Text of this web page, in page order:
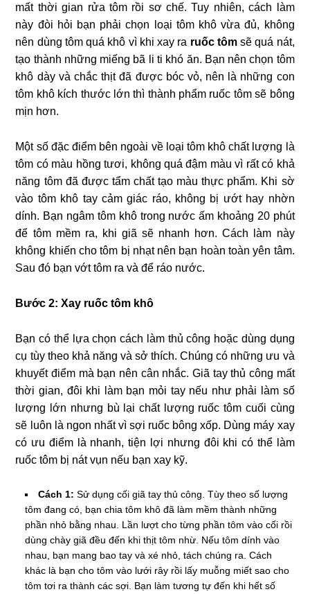
mất thời gian rửa tôm rồi sơ chế. Tuy nhiên, cách làm
này đòi hỏi bạn phải chọn loại tôm khô vừa đủ, không
nên dùng tôm quá khô vì khi xay ra ruốc tômsẽ quá nát,
tạo thành những miếng bã li ti khó ăn. Bạn nên chọn tôm
khô dày và chắc thịt đã được bóc vỏ, nên là những con
tôm khô kích thước lớn thì thành phẩm ruốc tôm sẽ bông
mịn hơn.
Một số đặc điểm bên ngoài về loại tôm khô chất lượng là
tôm có màu hồng tươi, không quá đậm màu vì rất có khả
năng tôm đã được tẩm chất tạo màu thực phẩm. Khi sờ
vào tôm khô tay cảm giác ráo, không bị ướt hay nhờn
dính. Bạn ngâm tôm khô trong nước ấm khoảng 20 phút
để tôm mềm ra, khi giã sẽ nhanh hơn. Cách làm này
không khiến cho tôm bị nhạt nên bạn hoàn toàn yên tâm.
Sau đó bạn vớt tôm ra và để ráo nước.
Bước 2: Xay ruốc tôm khô
Bạn có thể lựa chọn cách làm thủ công hoặc dùng dụng
cụ tùy theo khả năng và sở thích. Chúng có những ưu và
khuyết điểm mà bạn nên cân nhắc. Giã tay thủ công mất
thời gian, đôi khi làm bạn mỏi tay nếu như phải làm số
lượng lớn nhưng bù lại chất lượng ruốc tôm cuối cùng
sẽ luôn là ngon nhất vì sợi ruốc bông xốp. Dùng máy xay
có ưu điểm là nhanh, tiện lợi nhưng đôi khi có thể làm
ruốc tôm bị nát vụn nếu bạn xay kỹ.
Cách 1: Sử dụng cối giã tay thủ công. Tùy theo số lượng
tôm đang có, bạn chia tôm khô đã làm mềm thành những
phần nhỏ bằng nhau. Lần lượt cho từng phần tôm vào cối rồi
dùng chày giã đều đến khi thịt tôm nhừ. Nếu tôm dính vào
nhau, bạn mang bao tay và xé nhỏ, tách chúng ra. Cách
khác là bạn cho tôm vào lưới rây rồi lấy muỗng miết sao cho
tôm tơi ra thành các sợi. Bạn làm tương tự đến khi hết số